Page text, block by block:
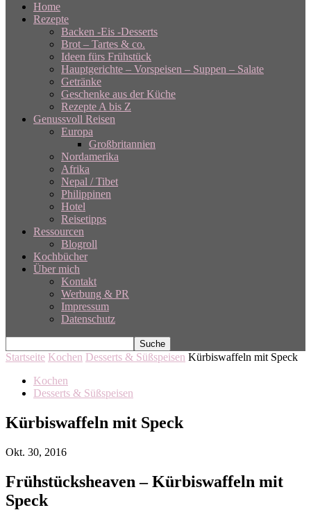
Home
Rezepte
Backen -Eis -Desserts
Brot – Tartes & co.
Ideen fürs Frühstück
Hauptgerichte – Vorspeisen – Suppen – Salate
Getränke
Geschenke aus der Küche
Rezepte A bis Z
Genussvoll Reisen
Europa
Großbritannien
Nordamerika
Afrika
Nepal / Tibet
Philippinen
Hotel
Reisetipps
Ressourcen
Blogroll
Kochbücher
Über mich
Kontakt
Werbung & PR
Impressum
Datenschutz
Startseite Kochen Desserts & Süßspeisen Kürbiswaffeln mit Speck
Kochen
Desserts & Süßspeisen
Kürbiswaffeln mit Speck
Okt. 30, 2016
Frühstücksheaven – Kürbiswaffeln mit
Speck